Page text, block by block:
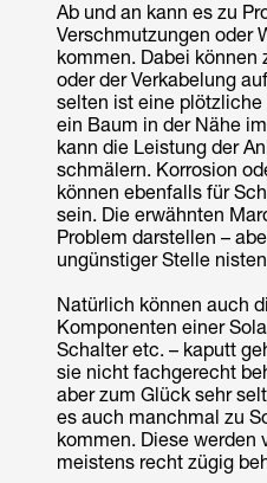
Ab und an kann es zu
Verschmutzungen oder
kommen. Dabei können
oder der Verkabelung
selten ist eine plötzliche
ein Baum in der Nähe
kann die Leistung der
schmälern. Korrosion
können ebenfalls für
sein. Die erwähnten
Problem darstellen –
ungünstiger Stelle
Natürlich können auch
Komponenten einer
Schalter etc. – kaputt
sie nicht fachgerecht
aber zum Glück sehr
es auch manchmal zu
kommen. Diese werden
meistens recht zügig